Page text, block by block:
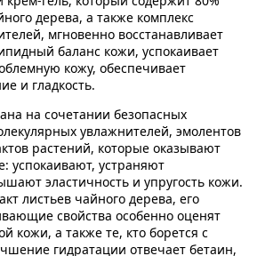
дерева, а также комплекс
мгновенно восстанавливает
баланс кожи, успокаивает
кожу, обеспечивает
и гладкость.
на сочетании безопасных
увлажнителей, эмолентов
растений, которые оказывают
успокаивают, устраняют
эластичность и упругость кожи.
листьев чайного дерева, его
свойства особенно оценят
кожи, а также те, кто борется с
гидратации отвечает бетаин,